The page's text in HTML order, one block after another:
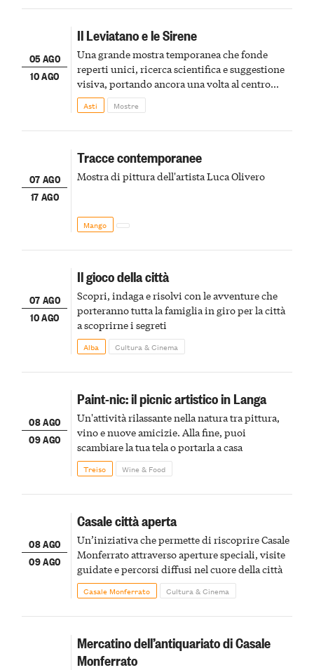
05 AGO
10 AGO
Il Leviatano e le Sirene
Una grande mostra temporanea che fonde
reperti unici, ricerca scientifica e suggestione
visiva, portando ancora una volta al centro
della scena le meraviglie del passato astigiano
Asti Mostre
07 AGO
17 AGO
Tracce contemporanee
Mostra di pittura dell'artista Luca Olivero
Mango
07 AGO
10 AGO
Il gioco della città
Scopri, indaga e risolvi con le avventure che
porteranno tutta la famiglia in giro per la città
a scoprirne i segreti
Alba Cultura & Cinema
08 AGO
09 AGO
Paint-nic: il picnic artistico in Langa
Un'attività rilassante nella natura tra pittura,
vino e nuove amicizie. Alla fine, puoi
scambiare la tua tela o portarla a casa
Treiso Wine & Food
08 AGO
09 AGO
Casale città aperta
Un’iniziativa che permette di riscoprire Casale
Monferrato attraverso aperture speciali, visite
guidate e percorsi diffusi nel cuore della città
Casale Monferrato Cultura & Cinema
Mercatino dell’antiquariato di Casale
Monferrato